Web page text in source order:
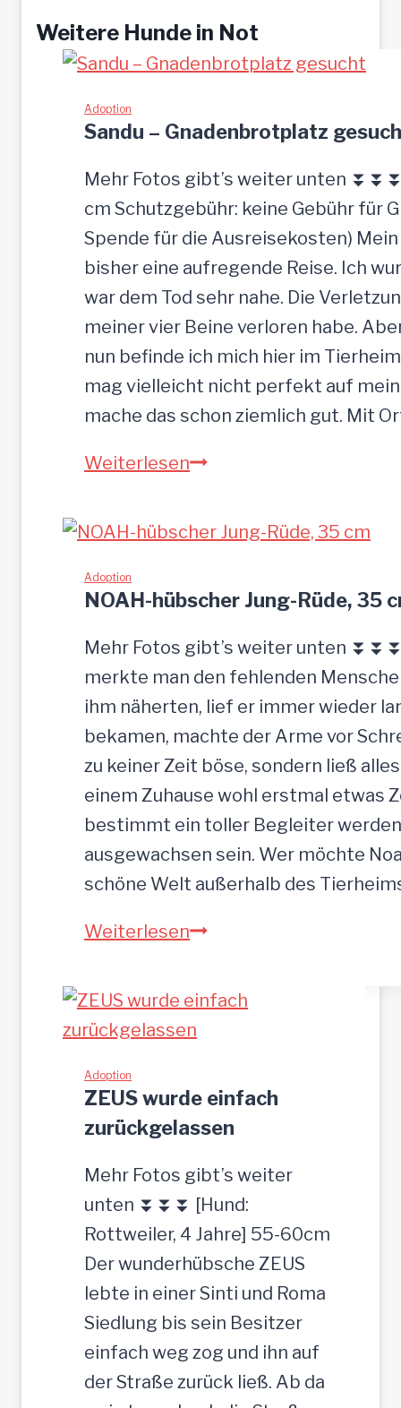
Weitere Hunde in Not
Adoption
Sandu – Gnadenbrotplatz
Mehr Fotos gibt’s weiter unten
cm Schutzgebühr: keine Gebühr für
Spende für die Ausreisekosten)
bisher eine aufregende Reise. Ich
war dem Tod sehr nahe. Die
meiner vier Beine verloren habe.
nun befinde ich mich hier im
mag vielleicht nicht perfekt auf
mache das schon ziemlich gut. Mit
WeiterlesenS
n
–
G
n
a
d
e
n
b
r
o
p
a
t
e
s
u
c
t
Adoption
NOAH-hübscher Jung-Rüde, 35
Mehr Fotos gibt’s weiter unten
merkte man den fehlenden
ihm näherten, lief er immer wieder
bekamen, machte der Arme vor
zu keiner Zeit böse, sondern ließ
einem Zuhause wohl erstmal etwas
bestimmt ein toller Begleiter
ausgewachsen sein. Wer möchte
schöne Welt außerhalb des
WeiterlesenN
A
ü
b
s
c
e
r
J
u
n
Adoption
ZEUS wurde einfach
zurückgelassen
Mehr Fotos gibt’s weiter
unten ⏬⏬⏬ [Hund:
Rottweiler, 4 Jahre] 55-60cm
Der wunderhübsche ZEUS
lebte in einer Sinti und Roma
Siedlung bis sein Besitzer
einfach weg zog und ihn auf
der Straße zurück ließ. Ab da